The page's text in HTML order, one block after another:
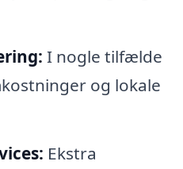
I nogle tilfælde
og lokale
Ekstra